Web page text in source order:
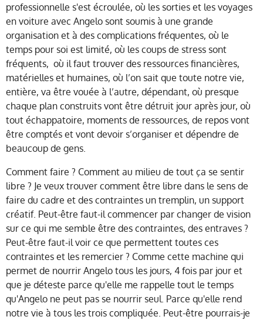
professionnelle s'est écroulée, où les sorties et les voyages
en voiture avec Angelo sont soumis à une grande
organisation et à des complications fréquentes, où le
temps pour soi est limité, où les coups de stress sont
fréquents, où il faut trouver des ressources financières,
matérielles et humaines, où l’on sait que toute notre vie,
entière, va être vouée à l’autre, dépendant, où presque
chaque plan construits vont être détruit jour après jour, où
tout échappatoire, moments de ressources, de repos vont
être comptés et vont devoir s’organiser et dépendre de
beaucoup de gens.
Comment faire ? Comment au milieu de tout ça se sentir
libre ? Je veux trouver comment être libre dans le sens de
faire du cadre et des contraintes un tremplin, un support
créatif. Peut-être faut-il commencer par changer de vision
sur ce qui me semble être des contraintes, des entraves ?
Peut-être faut-il voir ce que permettent toutes ces
contraintes et les remercier ? Comme cette machine qui
permet de nourrir Angelo tous les jours, 4 fois par jour et
que je déteste parce qu'elle me rappelle tout le temps
qu'Angelo ne peut pas se nourrir seul. Parce qu'elle rend
notre vie à tous les trois compliquée. Peut-être pourrais-je